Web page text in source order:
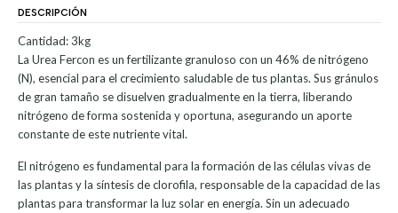
DESCRIPCIÓN
Cantidad: 3kg
La Urea Fercon es un fertilizante granuloso con un 46% de nitrógeno
(N), esencial para el crecimiento saludable de tus plantas. Sus gránulos
de gran tamaño se disuelven gradualmente en la tierra, liberando
nitrógeno de forma sostenida y oportuna, asegurando un aporte
constante de este nutriente vital.
El nitrógeno es fundamental para la formación de las células vivas de
las plantas y la síntesis de clorofila, responsable de la capacidad de las
plantas para transformar la luz solar en energía. Sin un adecuado